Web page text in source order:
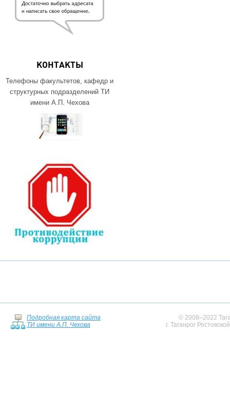
КОНТАКТЫ
Телефоны факультетов, кафедр и
структурных подразделений ТИ
имени А.П. Чехова
Подробная карта сайта
ТИ имени А.П. Чехова
© 2008–2022
г. Таганрог